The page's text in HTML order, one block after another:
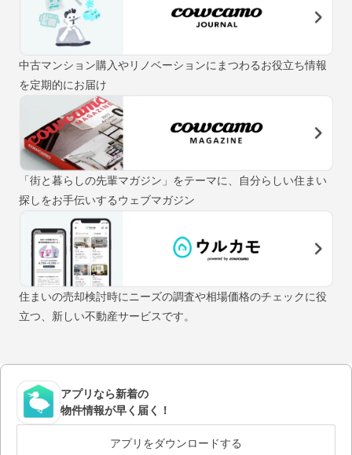
中古マンション購入やリノベーションにまつわるお役立ち情報
を定期的にお届け
「街と暮らしの先輩マガジン」をテーマに、自分らしい住まい
探しをお手伝いするウェブマガジン
住まいの売却検討時にニーズの調査や相場価格のチェックに役
立つ、新しい不動産サービスです。
アプリなら新着の
物件情報が早く届く！
アプリをダウンロードする